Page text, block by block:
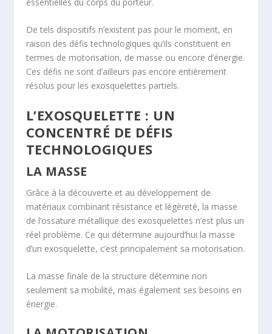
De tels dispositifs n’existent pas pour le moment, en
raison des défis technologiques qu’ils constituent en
termes de motorisation, de masse ou encore d’énergie.
Ces défis ne sont d’ailleurs pas encore entièrement
résolus pour les exosquelettes partiels.
L’EXOSQUELETTE : UN
CONCENTRÉ DE DÉFIS
TECHNOLOGIQUES
LA MASSE
Grâce à la découverte et au développement de
matériaux combinant résistance et légèreté, la masse
de l’ossature métallique des exosquelettes n’est plus un
réel problème. Ce qui détermine aujourd’hui la masse
d’un exosquelette, c’est principalement sa motorisation.
La masse finale de la structure détermine non
seulement sa mobilité, mais également ses besoins en
énergie.